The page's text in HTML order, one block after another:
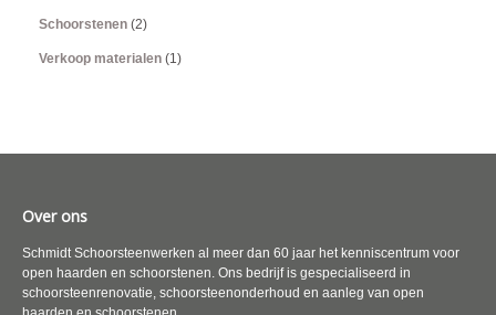
Schoorstenen (2)
Verkoop materialen (1)
Over ons
Schmidt Schoorsteenwerken al meer dan 60 jaar het kenniscentrum voor
open haarden en schoorstenen. Ons bedrijf is gespecialiseerd in
schoorsteenrenovatie, schoorsteenonderhoud en aanleg van open